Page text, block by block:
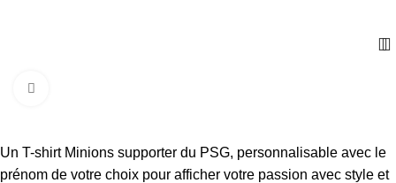
Un T-shirt Minions supporter du PSG, personnalisable avec le
prénom de votre choix pour afficher votre passion avec style et